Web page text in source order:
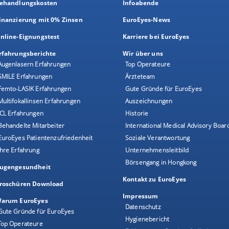
mit 0% Zinsen
Eignungstest
Erfahrungen
Erfahrungen
LASIK Erfahrungen
Erfahrungen
Erfahrungen
Mitarbeiter
Patientenzufriedenheit
Erfahrung
Download
EuroEyes
Gründe für EuroEyes
Operateure
Infoabende
EuroEyes-News
Karriere bei EuroEyes
Wir über uns
Top Operateure
Ärzteteam
Gute Gründe für EuroEyes
Auszeichnungen
Historie
International Medical Advisory
Soziale Verantwortung
Unternehmensleitbild
Börsengang in Hongkong
Kontakt zu EuroEyes
Impressum
Datenschutz
Hygienebericht